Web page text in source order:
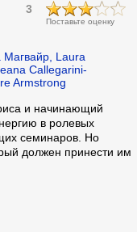
Поставьте оценку
3
Laura
Callegarini-
Armstrong
и начинающий
в ролевых
семинаров. Но
должен принести им